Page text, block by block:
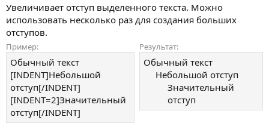
Увеличивает отступ выделенного текста. Можно
использовать несколько раз для создания больших
отступов.
Пример:
Обычный текст
[INDENT]Небольшой
отступ[/INDENT]
[INDENT=2]Значительный
отступ[/INDENT]
Результат:
Обычный текст
Небольшой отступ​
Значительный
отступ​